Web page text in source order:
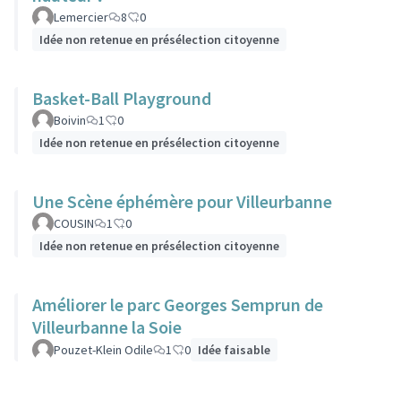
Lemercier 8
0
Idée non retenue en présélection citoyenne
Basket-Ball Playground
Boivin 1
0
Idée non retenue en présélection citoyenne
Une Scène éphémère pour Villeurbanne
COUSIN 1
0
Idée non retenue en présélection citoyenne
Améliorer le parc Georges Semprun de
Villeurbanne la Soie
Pouzet-Klein Odile 1 0 Idée faisable